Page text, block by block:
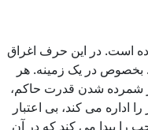
است. در این حرف اغراق
در یک زمینه. هر
شمرده شدن قدرت حاکم،
اداره می کند، بی اعتبار
پیدا می کند که در آن